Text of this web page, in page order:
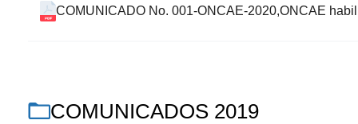
COMUNICADO No. 001-ONCAE-2020,ONCAE
COMUNICADOS 2019